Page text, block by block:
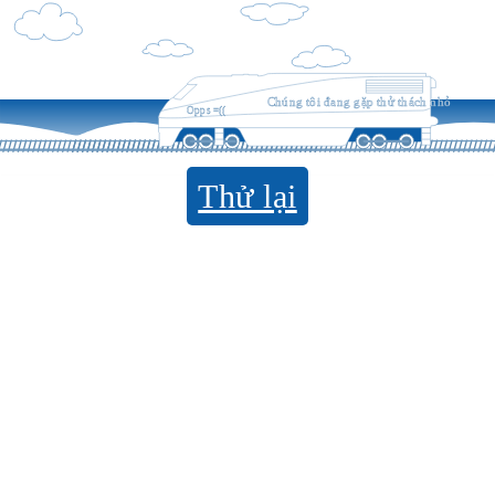
Opps =((
Chúng tôi đang gặp thử thách nhỏ
Thử lại